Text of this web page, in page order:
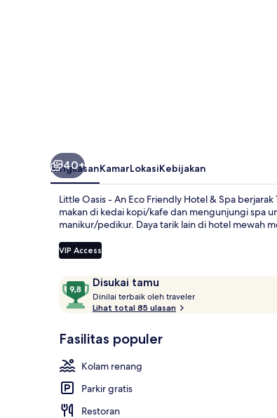
40+
RingkasanKamarLokasiKebijakan
Little Oasis - An Eco Friendly Hotel & Spa
makan di kedai kopi/kafe dan mengunjungi spa
manikur/pedikur. Daya tarik lain di hotel mewah
VIP Access
Ulasan Disukai tamu
9,8
dari
10,
tamu
Dinilai terbaik oleh traveler
Lihat total 85 ulasan
Fasilitas populer
Kolam renang
Parkir gratis
Restoran